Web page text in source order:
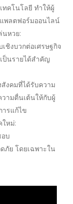
คโนโลยี ทำให้ผู้
พลตฟอร์มออนไลน์
นหวย:
ชิงบวกต่อเศรษฐกิจ
ป็นรายได้สำคัญ
สังคมที่ได้รับความ
ามตื่นเต้นให้กับผู้
ารแก้ไข
หม่:
บ
ภัย โดยเฉพาะใน